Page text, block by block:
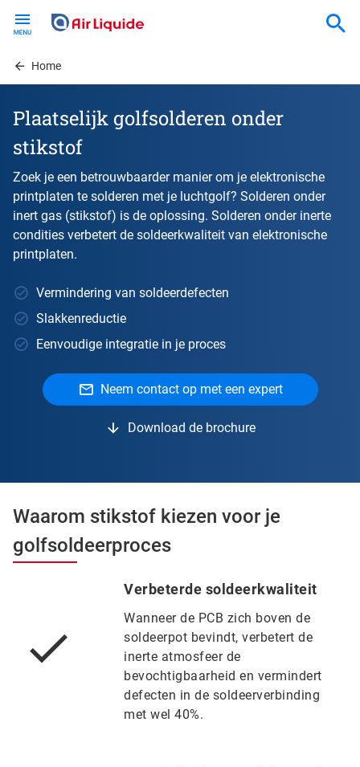
contentHome
Plaatselijk golfsolderen onder
stikstof
Zoek je een betrouwbaarder manier om je elektronische
printplaten te solderen met je luchtgolf? Solderen onder
inert gas (stikstof) is de oplossing. Solderen onder inerte
condities verbetert de soldeerkwaliteit van elektronische
printplaten.
Vermindering van soldeerdefecten
Slakkenreductie
Eenvoudige integratie in je proces
Neem contact op met een expert
Download de brochure
Waarom stikstof kiezen voor je
golfsoldeerproces
Verbeterde soldeerkwaliteit
Wanneer de PCB zich boven de
soldeerpot bevindt, verbetert de
inerte atmosfeer de
bevochtigbaarheid en vermindert
defecten in de soldeerverbinding
met wel 40%.